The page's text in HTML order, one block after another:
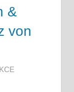
&
von